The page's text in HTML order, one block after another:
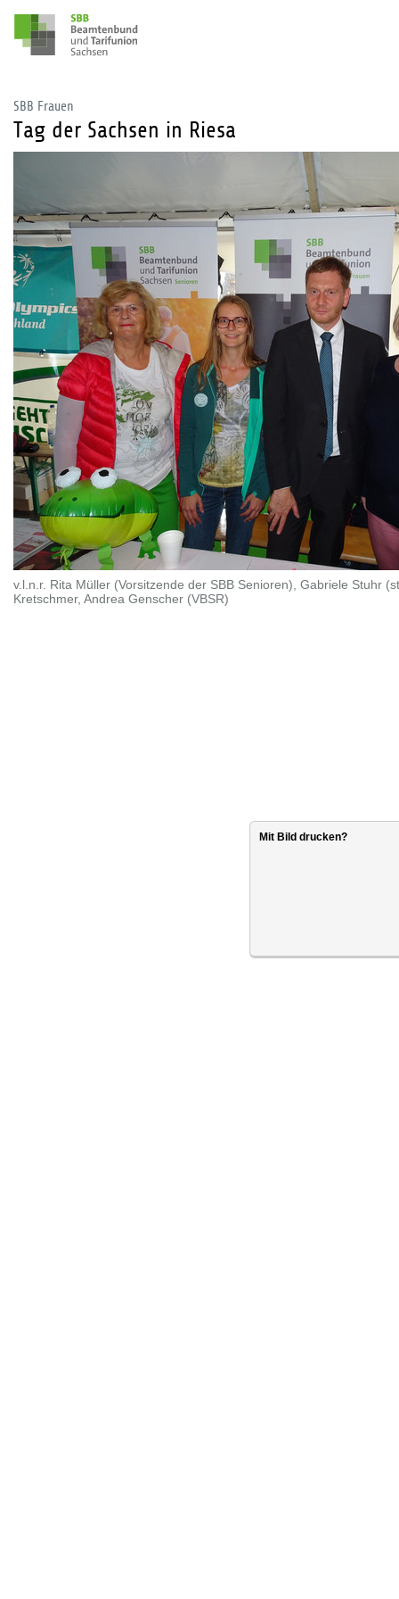
SBB Frauen
Tag der Sachsen in Riesa
v.l.n.r. Rita Müller (Vorsitzende der SBB Senioren), Gabriele Stuhr
Kretschmer, Andrea Genscher (VBSR)
Mit Bild drucken?